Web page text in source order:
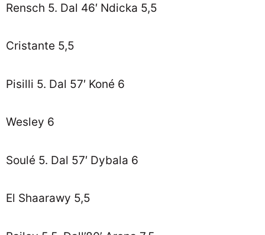
Rensch 5. Dal 46′ Ndicka 5,5
Cristante 5,5
Pisilli 5. Dal 57′ Koné 6
Wesley 6
Soulé 5. Dal 57′ Dybala 6
El Shaarawy 5,5